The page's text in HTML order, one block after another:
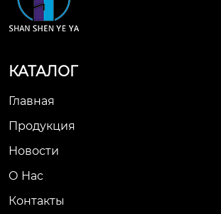
КАТАЛОГ
Главная
Продукция
Новости
О Нас
Контакты